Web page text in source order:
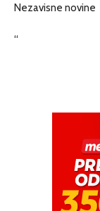
Nezavisne novine
“